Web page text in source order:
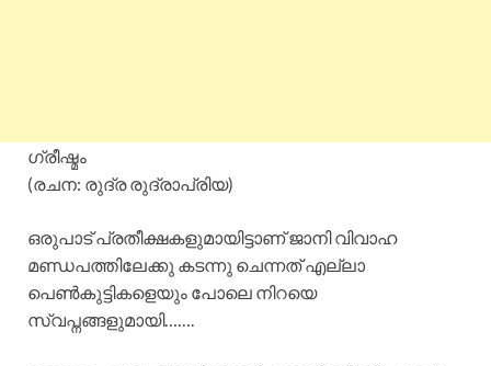
ഗ്രീഷ്മം
(രചന: രുദ്ര രുദ്രാപ്രിയ)
ഒരുപാട് പ്രതീക്ഷകളുമായിട്ടാണ് ജാനി വിവാഹ
മണ്ഡപത്തിലേക്കു കടന്നു ചെന്നത് എല്ലാ
പെൺകുട്ടികളെയും പോലെ നിറയെ
സ്വപ്നങ്ങളുമായി…….